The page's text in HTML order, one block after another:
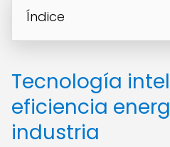
Índice
Tecnología
eficiencia
industria